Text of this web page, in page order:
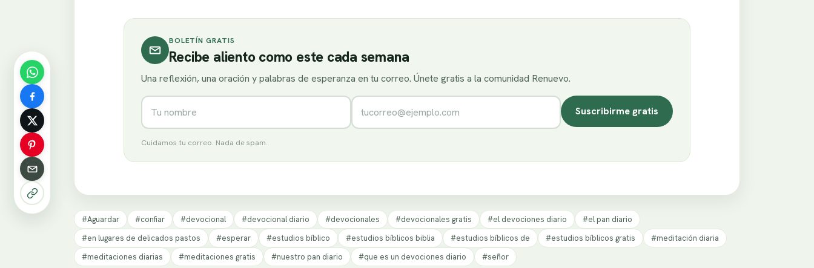
BOLETÍN GRATIS
Recibe aliento como este cada semana
Una reflexión, una oración y palabras de esperanza en tu correo. Únete gratis a la comunidad Renuevo.
Nombre Correo electrónico
Suscribirme gratis
Cuidamos tu correo. Nada de spam.
#Aguardar #confiar #devocional #devocional diario #devocionales #devocionales gratis #el devociones diario
#el pan diario
#en lugares de delicados pastos
#esperar #estudios bíblico #estudios bíblicos biblia #estudios bíblicos de #estudios bíblicos gratis
#meditación diaria
#meditaciones diarias
#meditaciones gratis #nuestro pan diario #que es un devociones diario #señor